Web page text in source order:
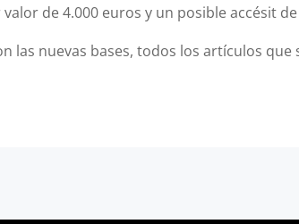
de 4.000 euros y un posible accésit
las nuevas bases, todos los artículos